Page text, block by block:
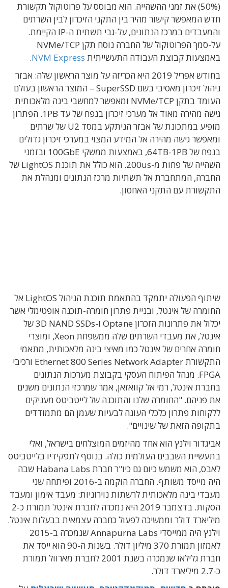
(50%) את זמני ההשהייה. הוא מבוסס על פרוטוקול תקשורת
חדש המאפשר קישור מהיר בין התקני הזיכרון לבין השרתים
והמעבדים במרכז הנתונים, על-גבי תשתית ה-IP הקיימת.
על-סמך הפרוטוקול של החברה נוסח תקן NVMe/TCP
באמצעות קבוצת העבודה התעשייתית NVM Express
.
בחודש אפריל 2019 היא הכריזה על מוצר הראשון שלה: אבזר
ניהול זיכרון מאסיבי בשם SuperSSD – המוצר הראשון בעולם
העומד בתקן NVMe/TCP ומאפשר למחשבי בינה מלאכותית
גישה מהירה מאוד אל מערכי זיכרון בנפח של עד 1PB. הפתרון
מופיע במתכונת של אבזר הניתקע במסד U2 של שרתים
ומאפשר גישה מהירה אל המידע המצוי במערכי זיכרון גדולים
בנפח של 64TB-1PB, באמצעות ממשקי 100GbE ובזמני
השהייה של פחות מ-200us. הוא כולל את תוכנת LightOS של
החברה, המתחברת אל תשתיות מרכז הנתונים ומנהלת את
התקשורת עם התקני האחסון.
שיתוף הפעולה יתמקד בהתאמת תוכנת הניהול LightOS אל
החומרה של אינטל, ובניית פתרון חומרה-תוכנה אופטימלי אשר
יכלול את פתרונות הזכרון Optane ו-3D NAND SSDs של
אינטל, את מעבדי השרתים שלה ממשפחת Xeon, ומוצרי
חומרה אחרים של אינטל כמו מאיצי בינה מלאכותית, מתאמי
התקשורת Ethernet 800 Series Network Adapter ורכיבי
FPGA. מנהל הפיתוח העסקי בקבוצת מערכות הנתונים
בחברת אינטל, רמי אל קוואזאן, אמר שמרכזי הנתונים משנים
את פניהם. "החומרה שלנו והתוכנה של לייטביטס מעניקים
ללקוחות פתרון כלכלי העונה לבעיות שעמן הם מתמודדים
בתקופה הזאת של שינויים".
אביגדור וילנץ הוא אחד מהיזמים המוצלחים בישראל, ואלי
בתעשיית השבבים העולמית כולה. בנוסף לתפקידיו בלייטביטס
לאבס, הוא משמש כיום גם כיו"ר חברת Habana Labs שבה
היה מייסד משותף. החברה הוקמה ב-2016 ופיתחה שני
מעבדי בינה מלאכותית לרשתות נוירוניות: מעבד אימון ומעבד
הסקות. בדצמבר 2019 היא נמכרה לחברת אינטל תמורת כ-2
מיליארד דולר וממשיכה לפעול כחברה עצמאית בבעלות אינטל.
וילנץ היה ממייסדי Annapurna Labs שנמכרה ב-2015
לאמזון תמורת 370 מיליון דולר. בשנות ה-90 הוא ייסד את
חברת גלילאו שנמכרה בשנת 2001 לחברת מארוול תמורת
כ-2.7 מיליארד דולר.